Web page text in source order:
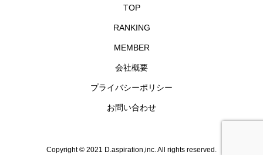
TOP
RANKING
MEMBER
会社概要
プライバシーポリシー
お問い合わせ
Copyright © 2021 D.aspiration,inc. All rights reserved.